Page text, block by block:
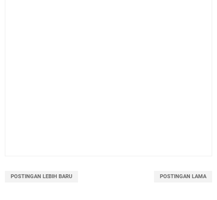
POSTINGAN LEBIH BARU POSTINGAN LAMA